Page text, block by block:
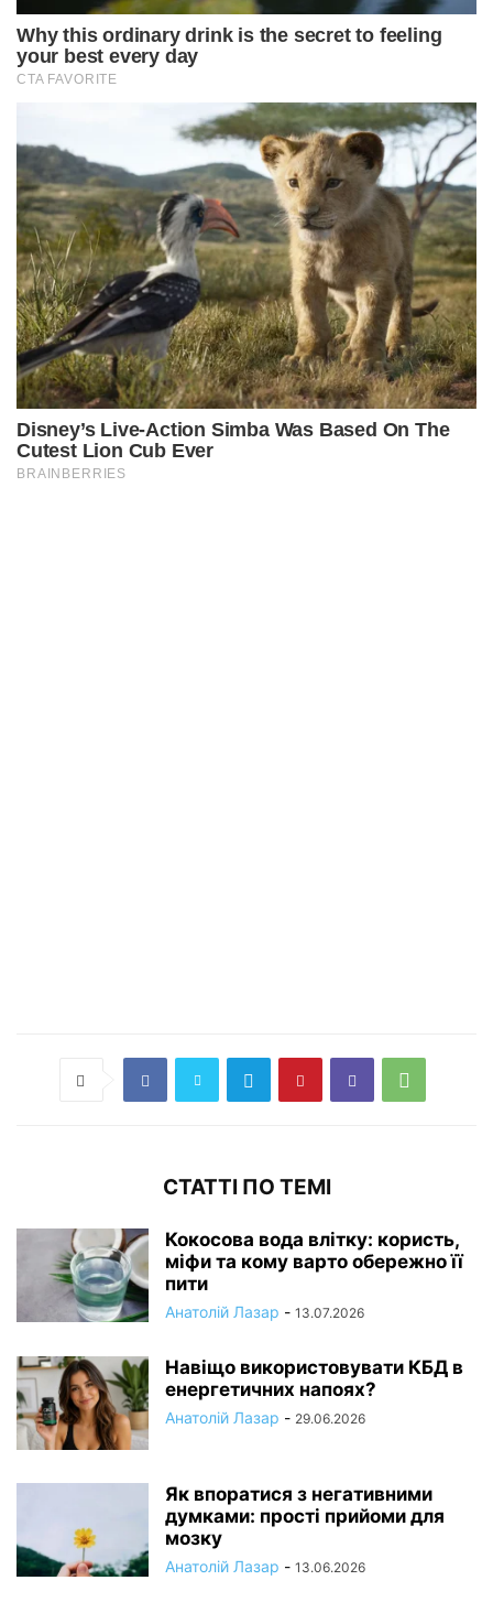
СТАТТІ ПО ТЕМІ
Кокосова вода влітку: користь,
міфи та кому варто обережно її
пити
Анатолій Лазар - 13.07.2026
Навіщо використовувати КБД в
енергетичних напоях?
Анатолій Лазар - 29.06.2026
Як впоратися з негативними
думками: прості прийоми для
мозку
Анатолій Лазар - 13.06.2026